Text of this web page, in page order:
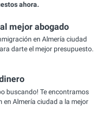
ahora.
mejor abogado
en Almería ciudad
darte el mejor presupuesto.
buscando! Te encontramos
Almería ciudad a la mejor